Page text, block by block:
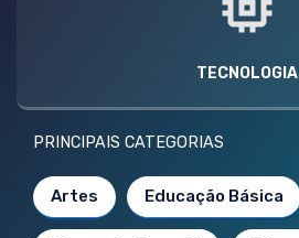
TECNOLOGIA
PRINCIPAIS CATEGORIAS
Artes Educação Básica